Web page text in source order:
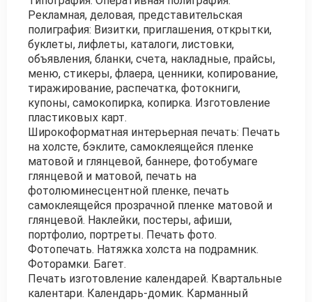
Рекламная, деловая, представительская
полиграфия: Визитки, приглашения, открытки,
буклеты, лифлеты, каталоги, листовки,
объявления, бланки, счета, накладные, прайсы,
меню, стикеры, флаера, ценники, копирование,
тиражирование, распечатка, фотокниги,
купоны, самокопирка, копирка. Изготовление
пластиковых карт.
Широкоформатная интерьерная печать: Печать
на холсте, бэклите, самоклеящейся пленке
матовой и глянцевой, баннере, фотобумаге
глянцевой и матовой, печать на
фотолюминесцентной пленке, печать
самоклеящейся прозрачной пленке матовой и
глянцевой. Наклейки, постеры, афиши,
портфолио, портреты. Печать фото.
Фотопечать. Натяжка холста на подрамник.
Фоторамки. Багет.
Печать изготовление календарей. Квартальные
калентари. Календарь-домик. Карманный